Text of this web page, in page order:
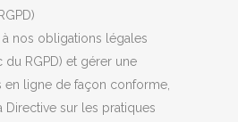
nos obligations légales
du RGPD) et gérer une
en ligne de façon conforme,
Directive sur les pratiques